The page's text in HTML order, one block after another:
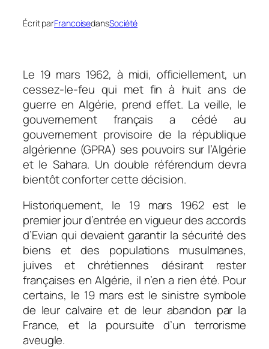
Écrit parFrancoisedansSociété
Le 19 mars 1962, à midi, officiellement, un
cessez-le-feu qui met fin à huit ans de
guerre en Algérie, prend effet. La veille, le
gouvernement français a cédé au
gouvernement provisoire de la république
algérienne (GPRA) ses pouvoirs sur l’Algérie
et le Sahara. Un double référendum devra
bientôt conforter cette décision.
Historiquement, le 19 mars 1962 est le
premier jour d’entrée en vigueur des accords
d’Evian qui devaient garantir la sécurité des
biens et des populations musulmanes,
juives et chrétiennes désirant rester
françaises en Algérie, il n’en a rien été. Pour
certains, le 19 mars est le sinistre symbole
de leur calvaire et de leur abandon par la
France, et la poursuite d’un terrorisme
aveugle.